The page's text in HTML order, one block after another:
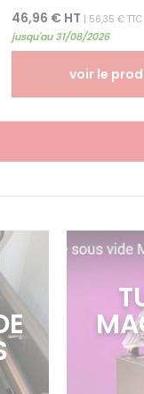
46,96 € HT | 56,35 € TTC
jusqu'au 31/08/2026
voir le